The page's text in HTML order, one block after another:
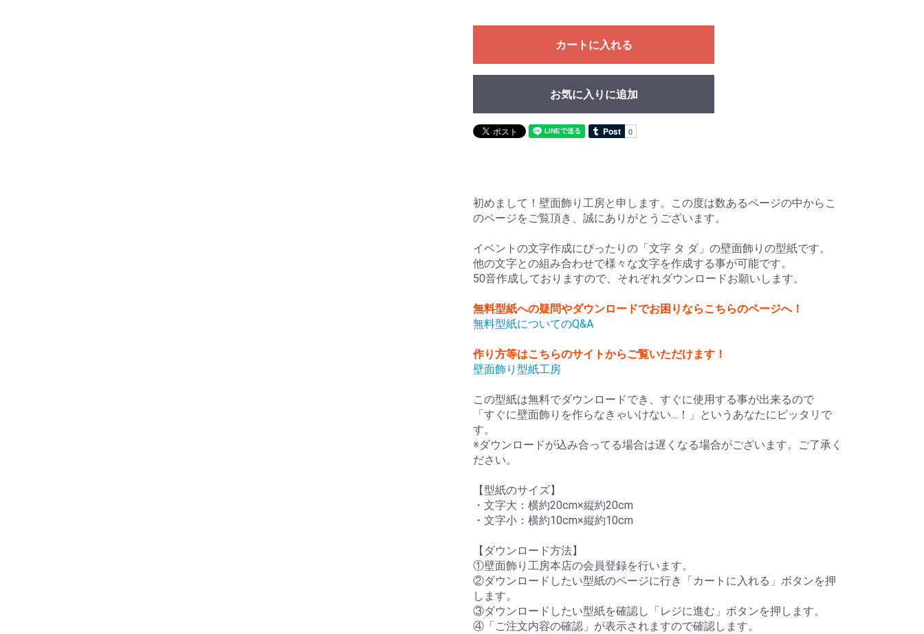
カートに入れる
お気に入りに追加
初めまして！壁面飾り工房と申します。この度は数あるページの中からこ
のページをご覧頂き、誠にありがとうございます。
イベントの文字作成にぴったりの「文字 タ ダ」の壁面飾りの型紙です。
他の文字との組み合わせで様々な文字を作成する事が可能です。
50音作成しておりますので、それぞれダウンロードお願いします。
無料型紙への疑問やダウンロードでお困りならこちらのページへ！
無料型紙についてのQ&A
作り方等はこちらのサイトからご覧いただけます！
壁面飾り型紙工房
この型紙は無料でダウンロードでき、すぐに使用する事が出来るので
「すぐに壁面飾りを作らなきゃいけない…！」というあなたにピッタリで
す。
※ダウンロードが込み合ってる場合は遅くなる場合がございます。ご了承く
ださい。
【型紙のサイズ】
・文字大：横約20cm×縦約20cm
・文字小：横約10cm×縦約10cm
【ダウンロード方法】
①壁面飾り工房本店の会員登録を行います。
②ダウンロードしたい型紙のページに行き「カートに入れる」ボタンを押
します。
③ダウンロードしたい型紙を確認し「レジに進む」ボタンを押します。
④「ご注文内容の確認」が表示されますので確認します。